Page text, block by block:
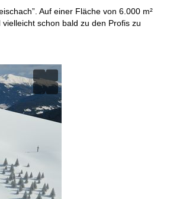
Auf einer Fläche von 6.000 m²
schon bald zu den Profis zu